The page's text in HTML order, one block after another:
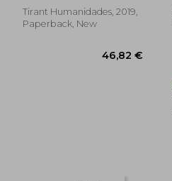
34,06 €
Joan M.
Tirant Humanidades, 2019,
Paperback, New